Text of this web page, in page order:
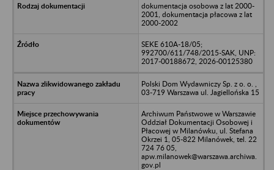
dokumentacja osobowa z lat 2000-
2001, dokumentacja płacowa z lat
2000-2002
SEKE 610A-18/05;
992700/611/748/2015-SAK, UNP:
2017-00188672, 2026-00125380
Polski Dom Wydawniczy Sp. z o. o. ,
03-719 Warszawa ul. Jagiellońska 15
Archiwum Państwowe w Warszawie
Oddział Dokumentacji Osobowej i
Płacowej w Milanówku, ul. Stefana
Okrzei 1, 05-822 Milanówek, tel. 22
724 76 05,
apw.milanowek@warszawa.archiwa.
gov.pl